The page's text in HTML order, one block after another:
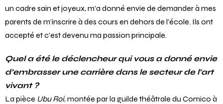
un cadre sain et joyeux, m’a donné envie de demander à mes
parents de m’inscrire à des cours en dehors de l’école. Ils ont
accepté et c’est devenu ma passion principale.
Quel a été le déclencheur qui vous a donné envie
d’embrasser une carrière dans le secteur de l’art
vivant ?
La pièce Ubu Roi, montée par la guilde théâtrale du Comico à